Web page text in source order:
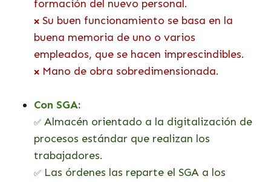
formación del nuevo personal.
❌ Su buen funcionamiento se basa en la
buena memoria de uno o varios
empleados, que se hacen imprescindibles.
❌ Mano de obra sobredimensionada.
Con SGA:
✅ Almacén orientado a la digitalización de
procesos estándar que realizan los
trabajadores.
✅ Las órdenes las reparte el SGA a los